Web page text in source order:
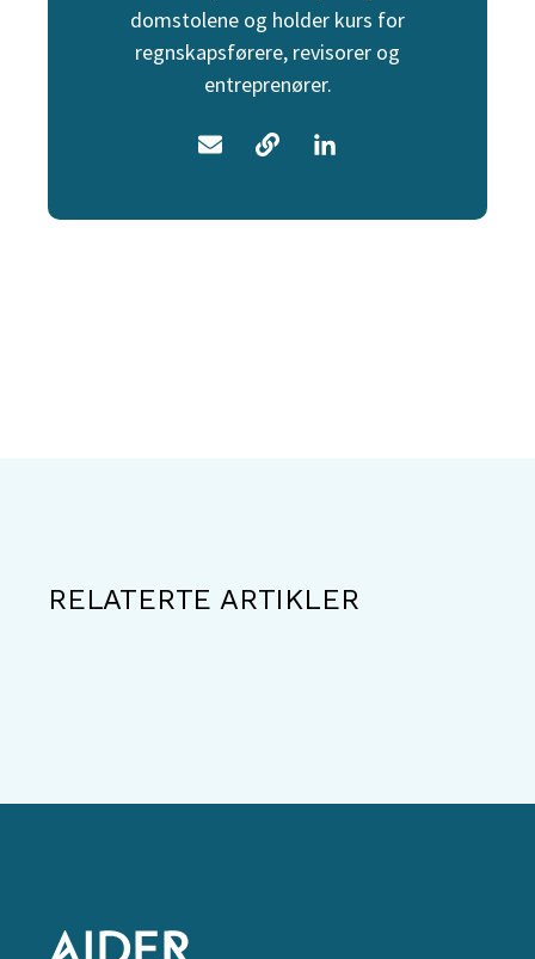
domstolene og holder kurs for
regnskapsførere, revisorer og
entreprenører.
RELATERTE ARTIKLER